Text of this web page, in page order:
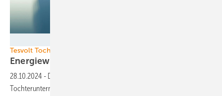
Tesvolt Tochterunternehmen
Energiewende in der
28.10.2024 - Der Speicherhersteller Tesvolt hat in Lübeck ein
Tochterunternehmen geschaffen, das sich auf maritime